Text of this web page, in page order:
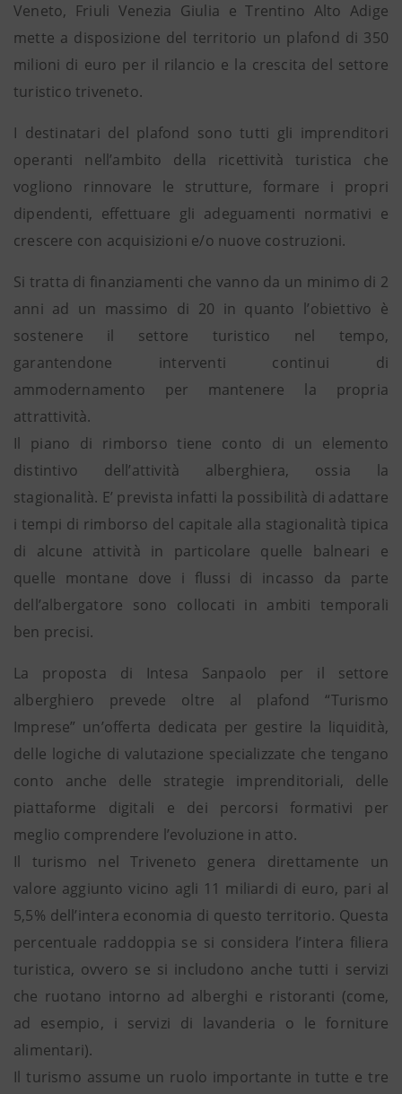
Veneto, Friuli Venezia Giulia e Trentino Alto Adige
mette a disposizione del territorio un plafond di 350
milioni di euro per il rilancio e la crescita del settore
turistico triveneto.
I destinatari del plafond sono tutti gli imprenditori
operanti nell’ambito della ricettività turistica che
vogliono rinnovare le strutture, formare i propri
dipendenti, effettuare gli adeguamenti normativi e
crescere con acquisizioni e/o nuove costruzioni.
Si tratta di finanziamenti che vanno da un minimo di 2
anni ad un massimo di 20 in quanto l’obiettivo è
sostenere il settore turistico nel tempo,
garantendone interventi continui di
ammodernamento per mantenere la propria
attrattività.
Il piano di rimborso tiene conto di un elemento
distintivo dell’attività alberghiera, ossia la
stagionalità. E’ prevista infatti la possibilità di adattare
i tempi di rimborso del capitale alla stagionalità tipica
di alcune attività in particolare quelle balneari e
quelle montane dove i flussi di incasso da parte
dell’albergatore sono collocati in ambiti temporali
ben precisi.
La proposta di Intesa Sanpaolo per il settore
alberghiero prevede oltre al plafond “Turismo
Imprese” un’offerta dedicata per gestire la liquidità,
delle logiche di valutazione specializzate che tengano
conto anche delle strategie imprenditoriali, delle
piattaforme digitali e dei percorsi formativi per
meglio comprendere l’evoluzione in atto.
Il turismo nel Triveneto genera direttamente un
valore aggiunto vicino agli 11 miliardi di euro, pari al
5,5% dell’intera economia di questo territorio. Questa
percentuale raddoppia se si considera l’intera filiera
turistica, ovvero se si includono anche tutti i servizi
che ruotano intorno ad alberghi e ristoranti (come,
ad esempio, i servizi di lavanderia o le forniture
alimentari).
Il turismo assume un ruolo importante in tutte e tre